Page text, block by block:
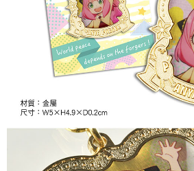
付款後7-11取貨
每筆NT$65，滿NT$1,300(含以上)免運費
宅配-木棉花樂園專用
每筆NT$100，滿NT$1,300(含以上)免運費
宅配-離島(澎湖/金門/馬祖)-木棉花樂園專用
每筆NT$220
黑貓宅配-貨到付款
每筆NT$150